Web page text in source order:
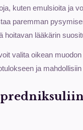
kuten emulsioita ja
paremman
hoitavan lääkärin
valita oikean
ja